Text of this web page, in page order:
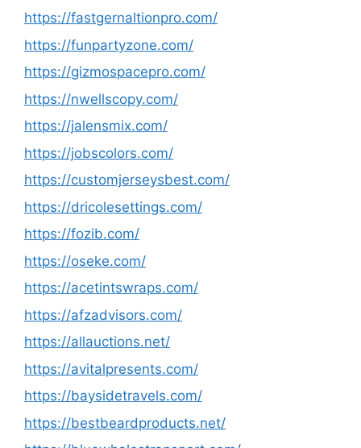
https://fastgernaltionpro.com/
https://funpartyzone.com/
https://gizmospacepro.com/
https://nwellscopy.com/
https://jalensmix.com/
https://jobscolors.com/
https://customjerseysbest.com/
https://dricolesettings.com/
https://fozib.com/
https://oseke.com/
https://acetintswraps.com/
https://afzadvisors.com/
https://allauctions.net/
https://avitalpresents.com/
https://baysidetravels.com/
https://bestbeardproducts.net/